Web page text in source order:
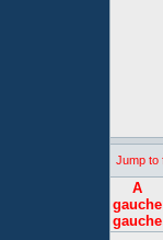
Jump to
A
gauche
gauche